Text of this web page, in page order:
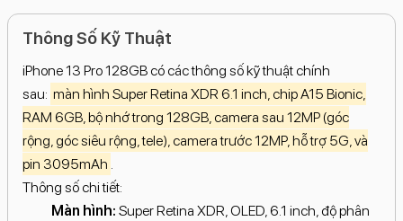
Thông Số Kỹ Thuật
iPhone 13 Pro 128GB có các thông số kỹ thuật chính
sau: màn hình Super Retina XDR 6.1 inch, chip A15 Bionic,
RAM 6GB, bộ nhớ trong 128GB, camera sau 12MP (góc
rộng, góc siêu rộng, tele), camera trước 12MP, hỗ trợ 5G, và
pin 3095mAh .
Thông số chi tiết:
Màn hình: Super Retina XDR, OLED, 6.1 inch, độ phân